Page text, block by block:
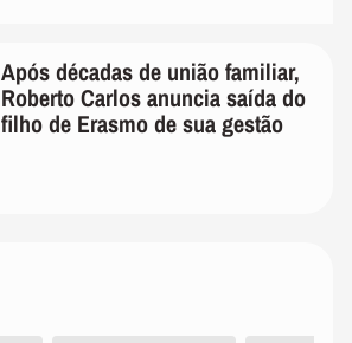
Após décadas de união familiar,
Roberto Carlos anuncia saída do
filho de Erasmo de sua gestão